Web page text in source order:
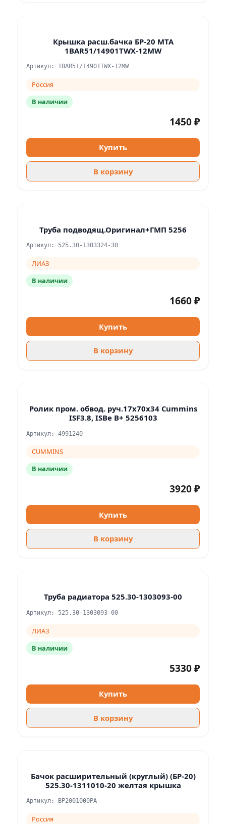
Крышка расш.бачка БР-20 МТА
1BAR51/14901TWX-12MW
Артикул: 1BAR51/14901TWX-12MW
Россия
В наличии
1450 ₽
Купить
В корзину
Труба подводящ.Оригинал+ГМП 5256
Артикул: 525.30-1303324-30
ЛИАЗ
В наличии
1660 ₽
Купить
В корзину
Ролик пром. обвод. руч.17x70x34 Cummins
ISF3.8, ISBe B+ 5256103
Артикул: 4991240
CUMMINS
В наличии
3920 ₽
Купить
В корзину
Труба радиатора 525.30-1303093-00
Артикул: 525.30-1303093-00
ЛИАЗ
В наличии
5330 ₽
Купить
В корзину
Бачок расширительный (круглый) (БР-20)
525.30-1311010-20 желтая крышка
Артикул: BP2001000PA
Россия